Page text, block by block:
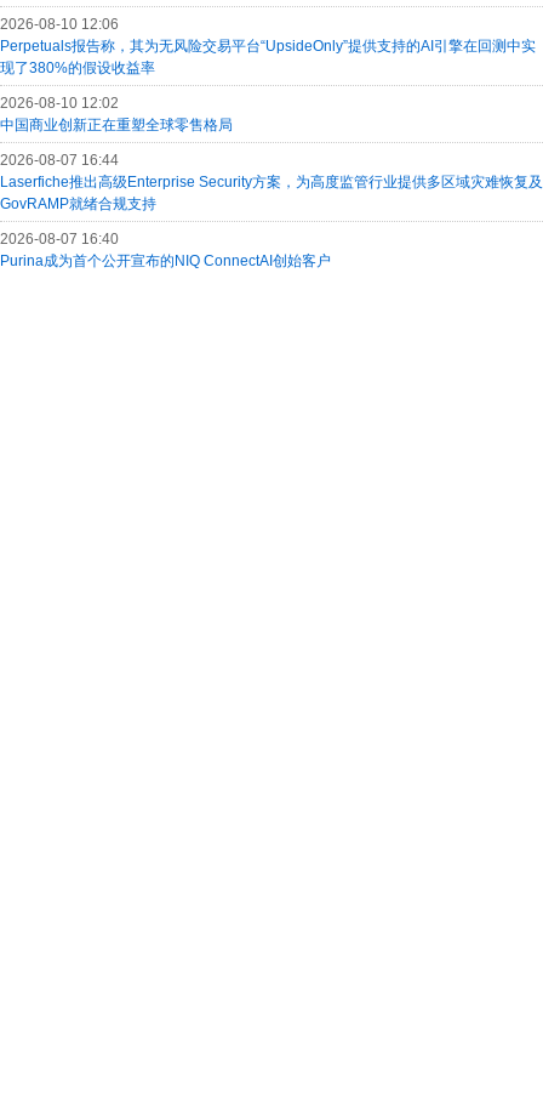
2026-08-10 12:06
Perpetuals报告称，其为无风险交易平台“UpsideOnly”提供支持的AI引擎在回测中实
现了380%的假设收益率
2026-08-10 12:02
中国商业创新正在重塑全球零售格局
2026-08-07 16:44
Laserfiche推出高级Enterprise Security方案，为高度监管行业提供多区域灾难恢复及
GovRAMP就绪合规支持
2026-08-07 16:40
Purina成为首个公开宣布的NIQ ConnectAI创始客户